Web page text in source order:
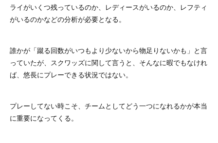
ライがいくつ残っているのか、レディースがいるのか、レフティ
がいるのかなどの分析が必要となる。
誰かが「蹴る回数がいつもより少ないから物足りないかも」と言
っていたが、スクワッズに関して言うと、そんなに暇でもなけれ
ば、悠長にプレーできる状況ではない。
プレーしてない時こそ、チームとしてどう一つになれるかが本当
に重要になってくる。